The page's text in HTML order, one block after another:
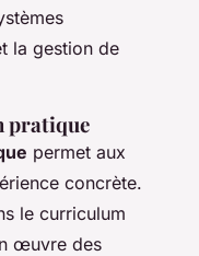
la gestion de
pratique
permet aux
concrète.
le curriculum
œuvre des